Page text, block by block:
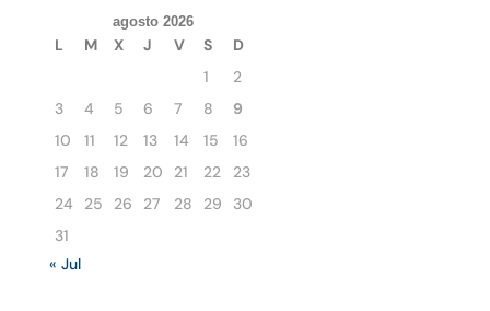
agosto 2026
L M X J V S
D
1
2
3
4 5 6 7 8
9
10
11 12 13 14 15
16
17
18 19 20 21 22
23
24
25 26 27 28 29
30
31
« Jul